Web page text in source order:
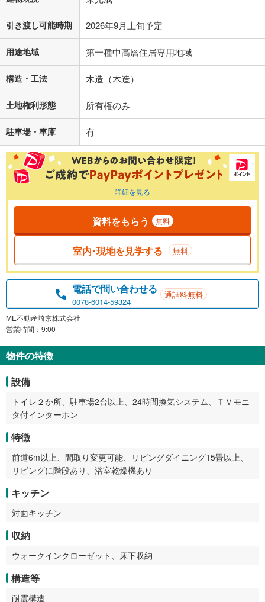
引き渡し可能時期 2026年9月上旬予定
用途地域 第一種中高層住居専用地域
構造・工法 木造（木造）
土地権利形態 所有権のみ
駐車場・車庫 有
詳細を見る
資料をもらう 無料
室内･現地を見学する 無料
電話で問い合わせる
0078-6014-59324
通話料無料
ME不動産埼京株式会社
営業時間：9:00-
物件の特徴
設備
トイレ２か所、駐車場2台以上、24時間換気システム、ＴＶモニ
タ付インターホン
特徴
前道6m以上、間取り変更可能、リビングダイニング15畳以上、
リビングに階段あり、浴室乾燥機あり
キッチン
対面キッチン
収納
ウォークインクローゼット、床下収納
構造等
耐震構造